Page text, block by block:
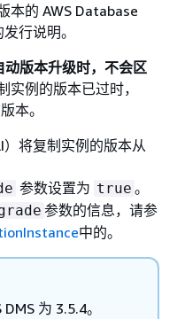
本的 AWS Database
行说明。
动版本升级时，不会区
实例的版本已过时，
本。
）将复制实例的版本从
参数设置为 true 。
参数的信息，请参
中的。
为 3.5.4。